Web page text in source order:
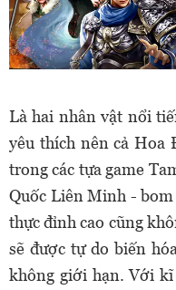
Là hai nhân vật nổi
yêu thích nên cả Hoa
trong các tựa game
Quốc Liên Minh -
thực đỉnh cao cũng
sẽ được tự do biến
không giới hạn. Với